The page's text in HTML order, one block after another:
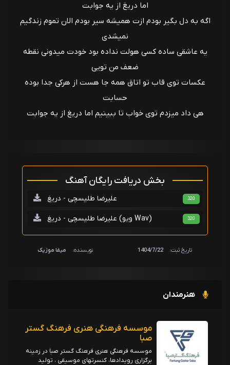
اما دریغ از یه جوابت
اگه به دل بگیر بودم ازت همیشه سیر بودم الان تموم زندگیم
نمیشدی
یه عاشقی ساده کسی هولت نداده بود خودت میدونی نقطه
ضعف من تویی
عکسات توی قاب تو اتاق همه جا هست از هرکی جدا بوده
حسابت
هی داد میزدم توی خواب تا ببینیم اما دریغ از یه جوابت
بخش دریافت رایگان آهنگ
علیرضا طلیسچی - دریغ 320
علیرضا طلیسچی - دریغ (ویو Wav) 320
تاریخ ثبت: 1404/7/22 نویسنده: میفا موزیک
هنرمندان
موسسه فرهنگی هنری فرهنگ گستر
صبا
موسسه فرهنگی هنری فرهنگ گستر صبا در زمینه
برگزاری رویدادها، کنسرتهای موسیقی ، تولید